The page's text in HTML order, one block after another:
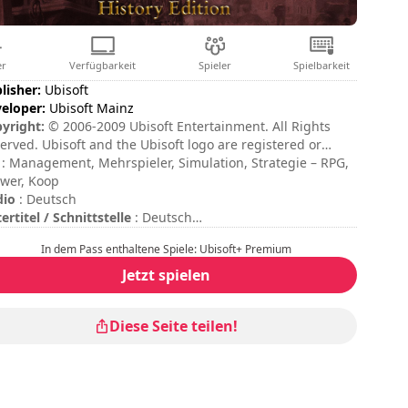
Verfügbarkeit Spieler Spielbarkeit
Ubisoft
Ubisoft Mainz
© 2006-2009 Ubisoft Entertainment. All Rights
Ubisoft and the Ubisoft logo are registered or
trademarks of Ubisoft Entertainment in the US
or other countries. Anno is a registered or unregistered
of Ubisoft GmbH in the US and/or other
: Management, Mehrspieler, Simulation, Strategie – RPG,
Koop
: Deutsch
/ Schnittstelle : Deutsch
: 44h
Modus: Online, Competition, Cooperation
In dem Pass enthaltene Spiele: Ubisoft+ Premium
Jetzt spielen
Diese Seite teilen!